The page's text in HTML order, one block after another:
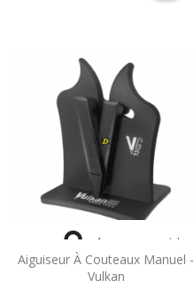
Aiguiseur À Couteaux Manuel -
Vulkan
 Aperçu rapide